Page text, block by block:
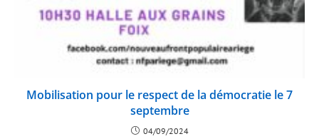
Mobilisation pour le respect de la démocratie le 7
septembre
04/09/2024